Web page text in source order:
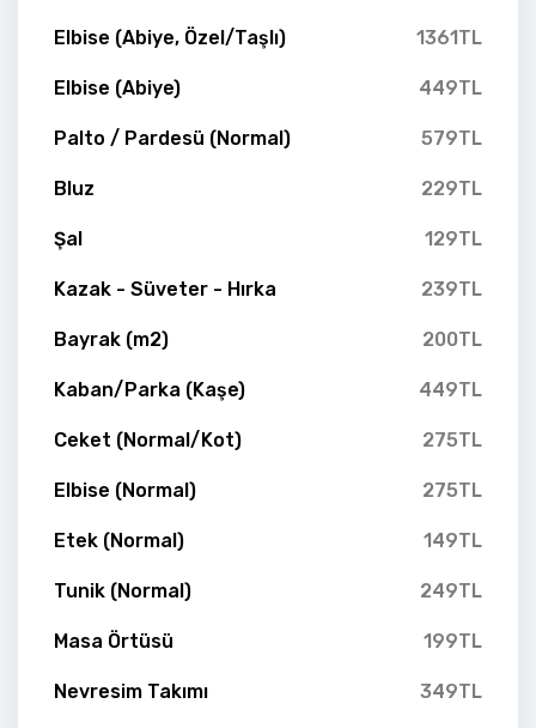
Elbise (Abiye, Özel/Taşlı) 1361TL
Elbise (Abiye) 449TL
Palto / Pardesü (Normal) 579TL
Bluz 229TL
Şal 129TL
Kazak - Süveter - Hırka 239TL
Bayrak (m2) 200TL
Kaban/Parka (Kaşe) 449TL
Ceket (Normal/Kot) 275TL
Elbise (Normal) 275TL
Etek (Normal) 149TL
Tunik (Normal) 249TL
Masa Örtüsü 199TL
Nevresim Takımı 349TL